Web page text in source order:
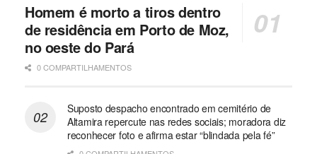
Homem é morto a tiros dentro
de residência em Porto de Moz,
no oeste do Pará
0 COMPARTILHAMENTOS
Suposto despacho encontrado em cemitério de
Altamira repercute nas redes sociais; moradora diz
reconhecer foto e afirma estar “blindada pela fé”